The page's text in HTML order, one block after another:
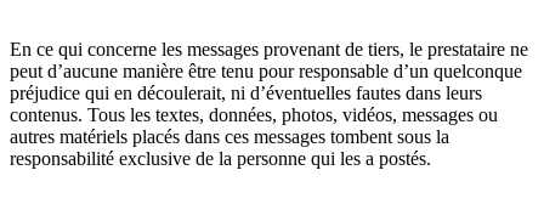
En ce qui concerne les messages provenant de tiers, le prestataire ne
peut d’aucune manière être tenu pour responsable d’un quelconque
préjudice qui en découlerait, ni d’éventuelles fautes dans leurs
contenus. Tous les textes, données, photos, vidéos, messages ou
autres matériels placés dans ces messages tombent sous la
responsabilité exclusive de la personne qui les a postés.